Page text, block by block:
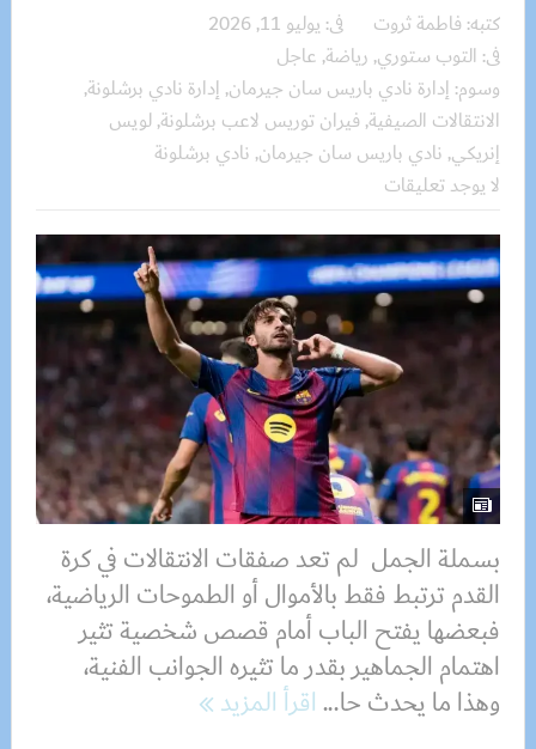
كتبه: فاطمة ثروت فى: يوليو 11, 2026
فى: التوب ستوري, رياضة, عاجل
وسوم: إدارة نادي باريس سان جيرمان, إدارة نادي برشلونة,
الانتقالات الصيفية, فيران توريس لاعب برشلونة, لويس
إنريكي, نادي باريس سان جيرمان, نادي برشلونة
لا يوجد تعليقات
بسملة الجمل لم تعد صفقات الانتقالات في كرة
القدم ترتبط فقط بالأموال أو الطموحات الرياضية،
فبعضها يفتح الباب أمام قصص شخصية تثير
اهتمام الجماهير بقدر ما تثيره الجوانب الفنية،
وهذا ما يحدث حا...اقرأ المزيد